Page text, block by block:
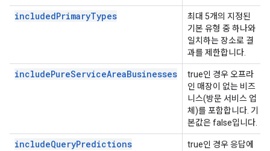
includedPrimaryTypes
최대 5개의 지정된
기본 유형 중 하나와
일치하는 장소로 결
과를 제한합니다.
includePureServiceAreaBusinesses
true인 경우 오프라
인 매장이 없는 비즈
니스(방문 서비스 업
체)를 포함합니다. 기
본값은 false입니다.
includeQueryPredictions
true인 경우 응답에